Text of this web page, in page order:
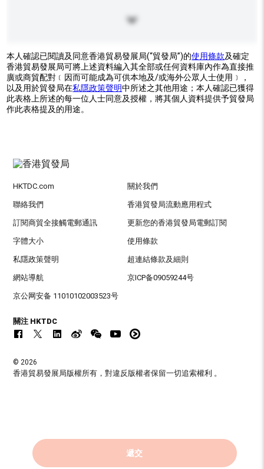
本人確認已閱讀及同意香港貿易發展局(“貿發局”)的使用條款及確定
香港貿易發展局可將上述資料編入其全部或任何資料庫內作為直接推
廣或商貿配對﹝因而可能成為可供本地及/或海外公眾人士使用﹞，
以及用於貿發局在私隱政策聲明中所述之其他用途；本人確認已獲得
此表格上所述的每一位人士同意及授權，將其個人資料提供予貿發局
作此表格提及的用途。
遞交
HKTDC.com 關於我們
聯絡我們 香港貿發局流動應用程式
訂閱商貿全接觸電郵通訊 更新您的香港貿發局電郵訂閱
字體大小 使用條款
私隱政策聲明 超連結條款及細則
網站導航 京ICP备09059244号
京公网安备 11010102003523号
關注 HKTDC
© 2026
香港貿易發展局版權所有，對違反版權者保留一切追索權利 。